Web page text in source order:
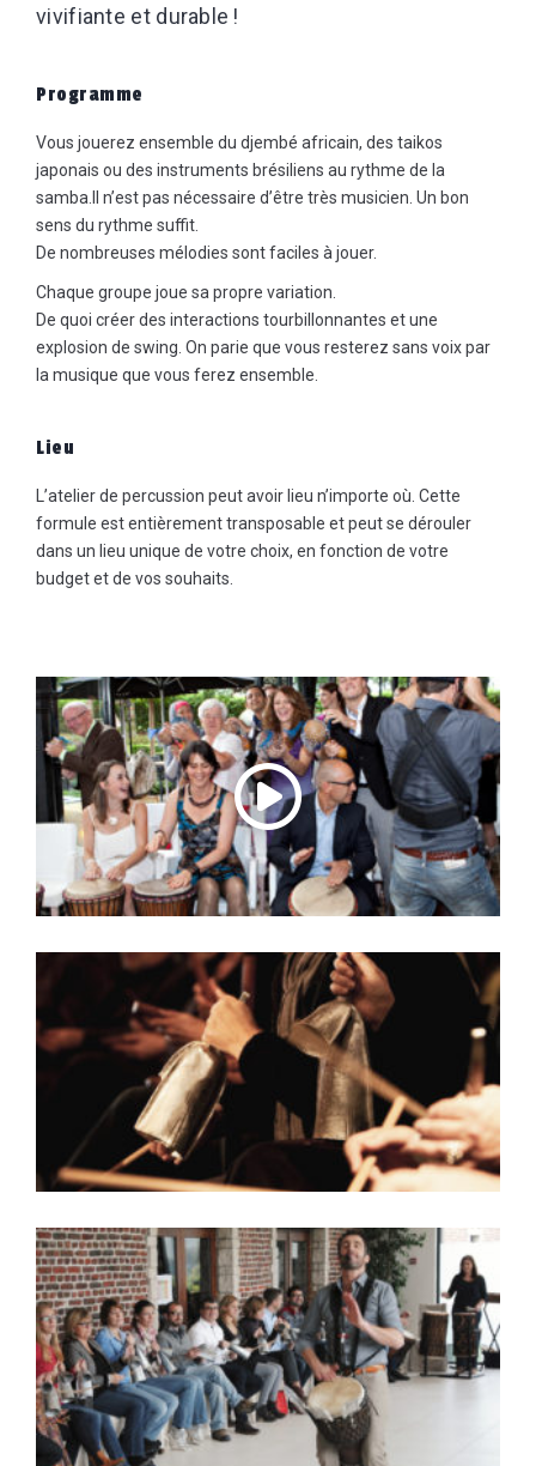
vivifiante et durable !
Programme
Vous jouerez ensemble du djembé africain, des taikos
japonais ou des instruments brésiliens au rythme de la
samba. Il n’est pas nécessaire d’être très musicien. Un bon
sens du rythme suffit.
De nombreuses mélodies sont faciles à jouer.
Chaque groupe joue sa propre variation.
De quoi créer des interactions tourbillonnantes et une
explosion de swing. On parie que vous resterez sans voix par
la musique que vous ferez ensemble.
Lieu
L’atelier de percussion peut avoir lieu n’importe où. Cette
formule est entièrement transposable et peut se dérouler
dans un lieu unique de votre choix, en fonction de votre
budget et de vos souhaits.